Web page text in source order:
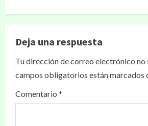
Deja una respuesta
Tu dirección de correo electrónico no
campos obligatorios están marcados
Comentario *